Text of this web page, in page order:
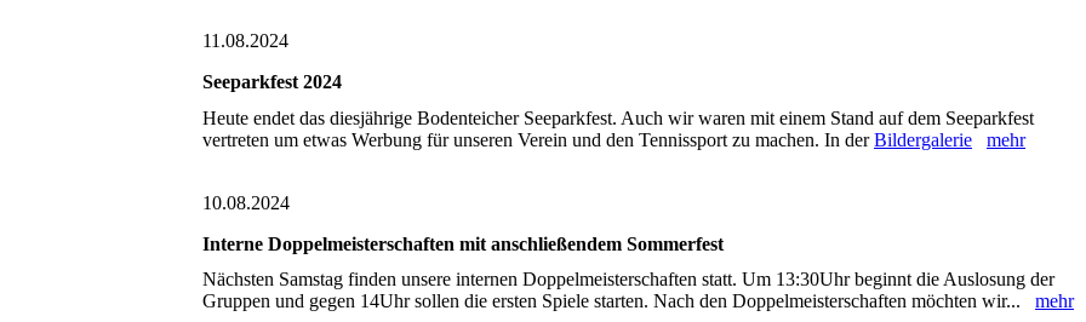
11.08.2024
Seeparkfest 2024
Heute endet das diesjährige Bodenteicher Seeparkfest. Auch wir waren mit einem Stand auf dem Seeparkfest
vertreten um etwas Werbung für unseren Verein und den Tennissport zu machen. In derBildergalerie mehr
10.08.2024
Interne Doppelmeisterschaften mit anschließendem Sommerfest
Nächsten Samstag finden unsere internen Doppelmeisterschaften statt. Um 13:30Uhr beginnt die Auslosung der
Gruppen und gegen 14Uhr sollen die ersten Spiele starten. Nach den Doppelmeisterschaften möchten wir... mehr